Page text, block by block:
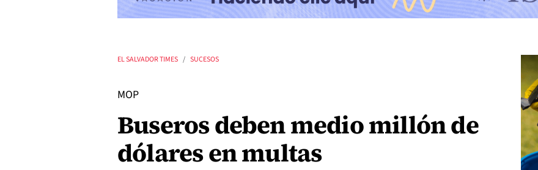
EL SALVADOR TIMES SUCESOS
MOP
Buseros deben medio millón de
dólares en multas